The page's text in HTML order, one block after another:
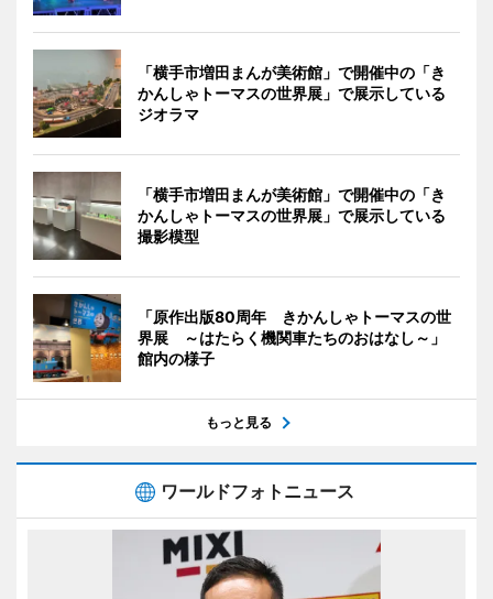
「横手市増田まんが美術館」で開催中の「き
かんしゃトーマスの世界展」で展示している
ジオラマ
「横手市増田まんが美術館」で開催中の「き
かんしゃトーマスの世界展」で展示している
撮影模型
「原作出版80周年 きかんしゃトーマスの世
界展 ～はたらく機関車たちのおはなし～」
館内の様子
もっと見る
ワールドフォトニュース